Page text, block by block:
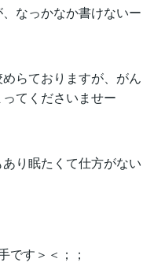
なっかなか書けないー
らておりますが、がん
てくださいませー
り眠たくて仕方がない
です＞＜；；